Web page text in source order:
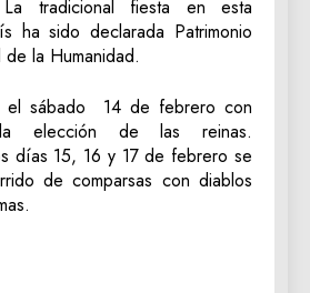
La tradicional fiesta en esta
ha sido declarada Patrimonio
de la Humanidad.
el sábado 14 de febrero con
elección de las reinas.
días 15, 16 y 17 de febrero se
de comparsas con diablos